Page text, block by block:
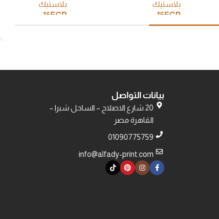
بلاستيك
16EGP
بلاستيك
16EGP
بيانات التواصل
20 شارع الاصلاح – الساحل شبرا –
القاهرة مصر
01090775759
info@alfady-print.com